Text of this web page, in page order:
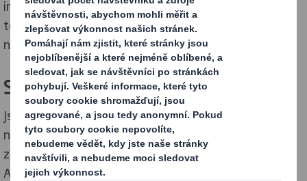
inovativních materiálů a designu až po nejnovější
technologie - měníme svět obalů. To je to, co inspiruje
náš globální tým. A věříme, že bude inspirovat i vás.
Společně za lepší budoucností
Jsme odhodláni být hybnou silou pozitivních změn -
nejen v oblasti životního prostředí, ale i pro naše
zaměstnance a celou společnost. V Evropě i Severní
Americe vytváříme kulturu podporující autenticitu,